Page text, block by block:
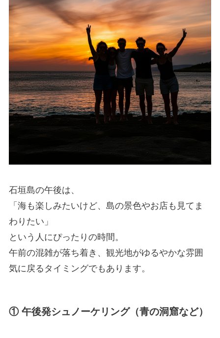
石垣島の午後は、
「海も楽しみたいけど、島の景色やお店も見てま
わりたい」
という人にぴったりの時間。
午前の混雑が落ち着き、観光地がゆるやかな雰囲
気に戻るタイミングでもあります。
① 午後発シュノーケリング（青の洞窟など）